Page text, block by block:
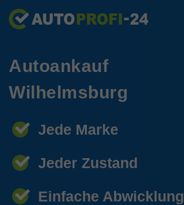
Autoankauf
Wilhelmsburg
Jede Marke
Jeder Zustand
Einfache Abwicklung